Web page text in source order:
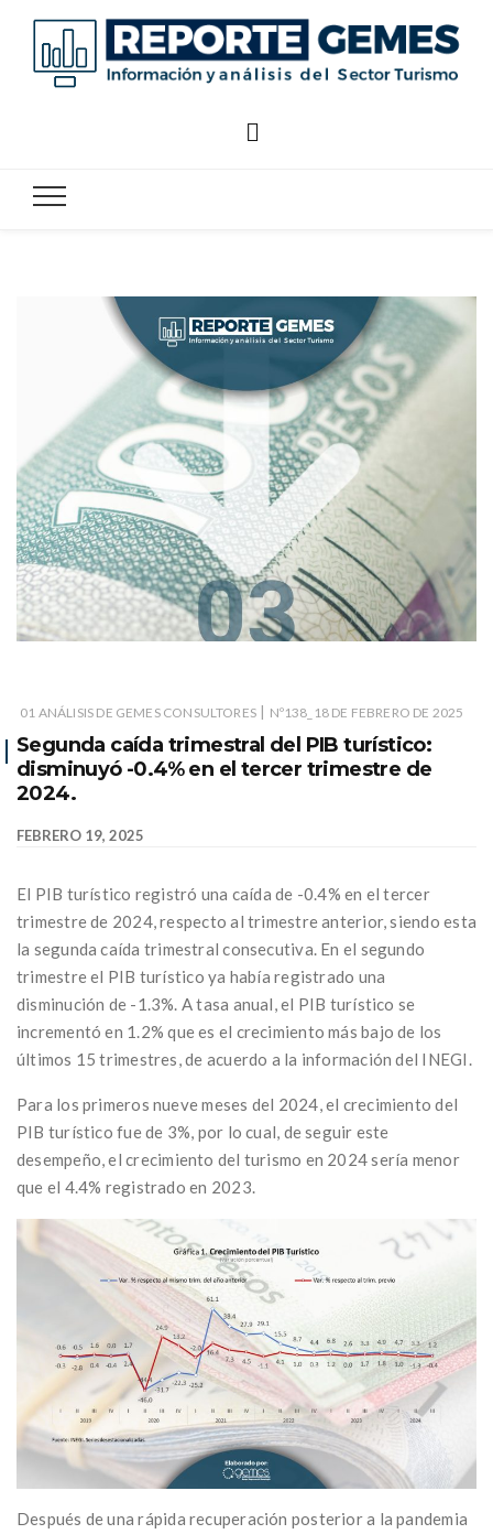
01 ANÁLISIS DE GEMES CONSULTORES | Nº138_18 DE FEBRERO DE 2025
Segunda caída trimestral del PIB turístico:
disminuyó -0.4% en el tercer trimestre de
2024.
FEBRERO 19, 2025
El PIB turístico registró una caída de -0.4% en el tercer
trimestre de 2024, respecto al trimestre anterior, siendo esta
la segunda caída trimestral consecutiva. En el segundo
trimestre el PIB turístico ya había registrado una
disminución de -1.3%. A tasa anual, el PIB turístico se
incrementó en 1.2% que es el crecimiento más bajo de los
últimos 15 trimestres, de acuerdo a la información del INEGI.
Para los primeros nueve meses del 2024, el crecimiento del
PIB turístico fue de 3%, por lo cual, de seguir este
desempeño, el crecimiento del turismo en 2024 sería menor
que el 4.4% registrado en 2023.
Después de una rápida recuperación posterior a la pandemia